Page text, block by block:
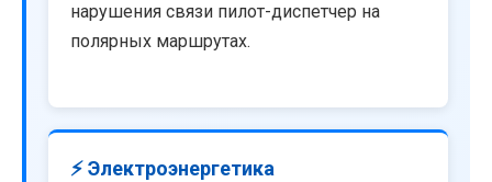
нарушения связи пилот-диспетчер на
полярных маршрутах.
⚡ Электроэнергетика